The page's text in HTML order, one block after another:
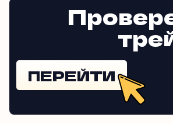
ПЕРЕЙТИ